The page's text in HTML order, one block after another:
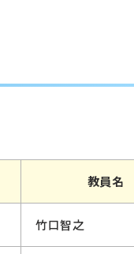
教員名
竹口智之